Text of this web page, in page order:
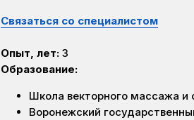
Связаться со специалистом
Опыт, лет: 3
Образование:
Школа векторного массажа
Воронежский